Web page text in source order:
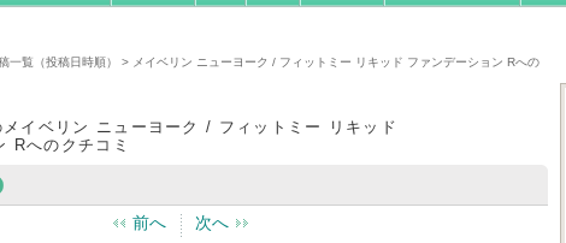
一覧（投稿日時順）
> メイベリン ニューヨーク / フィットミー リキッド ファンデーション Rへの
メイベリン ニューヨーク / フィットミー リキッド
Rへのクチコミ
前へ 次へ